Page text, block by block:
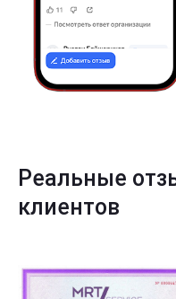
Реальные
клиентов